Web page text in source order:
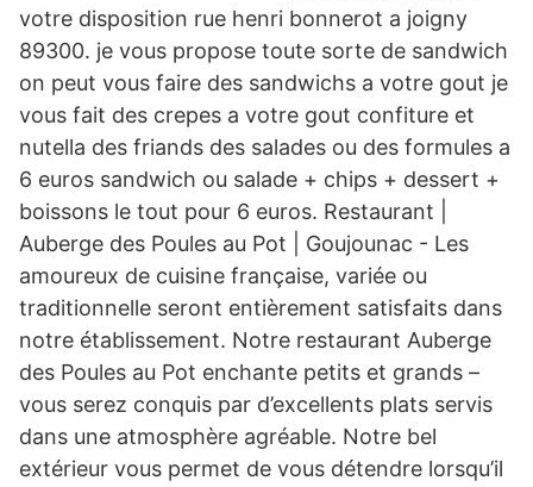
votre disposition rue henri bonnerot a joigny
89300. je vous propose toute sorte de sandwich
on peut vous faire des sandwichs a votre gout je
vous fait des crepes a votre gout confiture et
nutella des friands des salades ou des formules a
6 euros sandwich ou salade + chips + dessert +
boissons le tout pour 6 euros. Restaurant |
Auberge des Poules au Pot | Goujounac - Les
amoureux de cuisine française, variée ou
traditionnelle seront entièrement satisfaits dans
notre établissement. Notre restaurant Auberge
des Poules au Pot enchante petits et grands –
vous serez conquis par d’excellents plats servis
dans une atmosphère agréable. Notre bel
extérieur vous permet de vous détendre lorsqu’il